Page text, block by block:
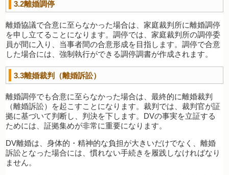
3.2離婚調停
離婚協議で合意に至らなかった場合は、家庭裁判所に離婚調停
を申し立てることになります。調停では、家庭裁判所の調停委
員が間に入り、当事者間の合意形成を目指します。調停で合意
した場合には、強制執行ができる調停調書が作成されます。
3.3離婚裁判（離婚訴訟）
離婚調停でも合意に至らなかった場合は、最終的に離婚裁判
（離婚訴訟）を起こすことになります。裁判では、裁判官が証
拠に基づいて判断し、判決を下します。DVの事実を立証する
ためには、証拠集めが非常に重要になります。
DV離婚は、身体的・精神的な負担が大きいだけでなく、離婚
訴訟となった場合には、慣れない手続きを履践しなければなり
ません。